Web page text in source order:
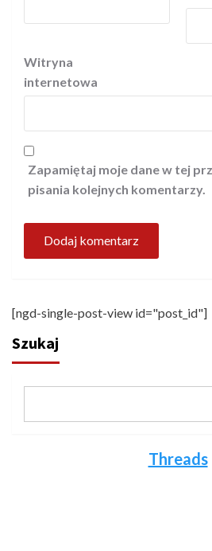
Witryna
internetowa
Zapamiętaj moje dane w tej
pisania kolejnych komentarzy.
[ngd-single-post-view id="post_id"]
Szukaj
Threads